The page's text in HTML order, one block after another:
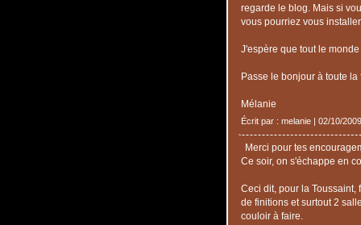
regarde le blog. Mais si
vous pourriez vous
J'espère que tout le
Passe le bonjour à toute la
Mélanie
Écrit par : melanie | 02/10/2009
Merci pour tes
Ce soir, on s'échappe en
Ceci dit, pour la Toussaint,
de finitions et surtout 2
couloir à faire.